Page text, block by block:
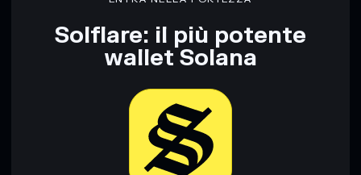
Solflare: il più potente
wallet Solana